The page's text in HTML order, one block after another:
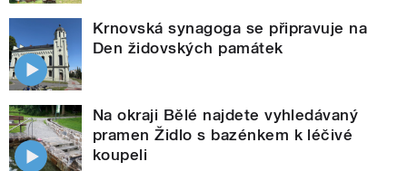
Krnovská synagoga se připravuje na
Den židovských památek
Na okraji Bělé najdete vyhledávaný
pramen Židlo s bazénkem k léčivé
koupeli